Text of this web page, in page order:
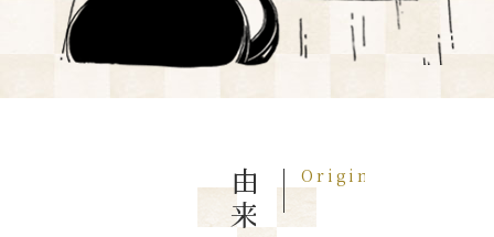
由来 Origin